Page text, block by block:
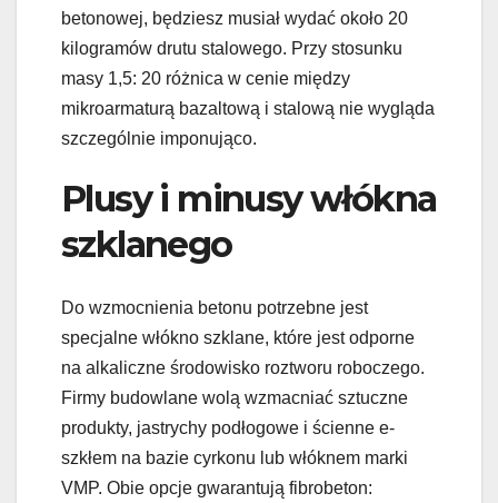
betonowej, będziesz musiał wydać około 20
kilogramów drutu stalowego. Przy stosunku
masy 1,5: 20 różnica w cenie między
mikroarmaturą bazaltową i stalową nie wygląda
szczególnie imponująco.
Plusy i minusy włókna
szklanego
Do wzmocnienia betonu potrzebne jest
specjalne włókno szklane, które jest odporne
na alkaliczne środowisko roztworu roboczego.
Firmy budowlane wolą wzmacniać sztuczne
produkty, jastrychy podłogowe i ścienne e-
szkłem na bazie cyrkonu lub włóknem marki
VMP. Obie opcje gwarantują fibrobeton: